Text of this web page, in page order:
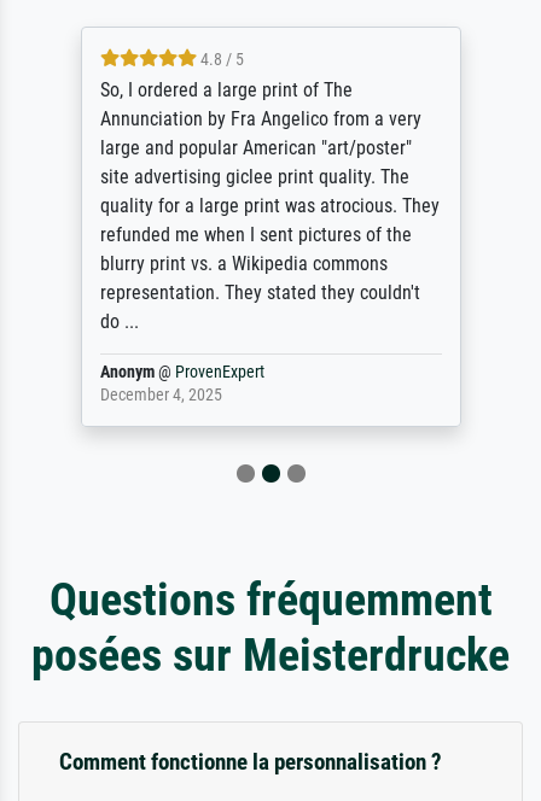
4.8 / 5
So, I ordered a large print of The
Annunciation by Fra Angelico from a very
large and popular American "art/poster"
site advertising giclee print quality. The
quality for a large print was atrocious. They
refunded me when I sent pictures of the
blurry print vs. a Wikipedia commons
representation. They stated they couldn't
do ...
Anonym@ ProvenExpert
December 4, 2025
Questions fréquemment
posées sur Meisterdrucke
Comment fonctionne la personnalisation ?